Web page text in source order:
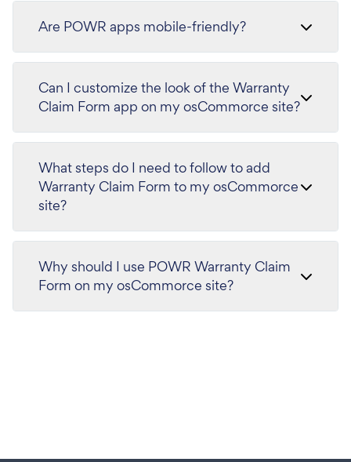
Are POWR apps mobile-friendly?
Can I customize the look of the Warranty
Claim Form app on my osCommorce site?
What steps do I need to follow to add
Warranty Claim Form to my osCommorce
site?
Why should I use POWR Warranty Claim
Form on my osCommorce site?